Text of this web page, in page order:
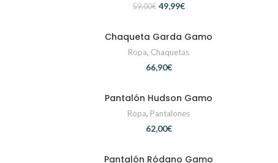
59,00€ 49,99€
SELECCIONAR OPCIONES
Chaqueta Garda Gamo
Ropa, Chaquetas
€
SELECCIONAR OPCIONES
Pantalón Hudson Gamo
Ropa, Pantalones
€
SELECCIONAR OPCIONES
Pantalón Ródano Gamo